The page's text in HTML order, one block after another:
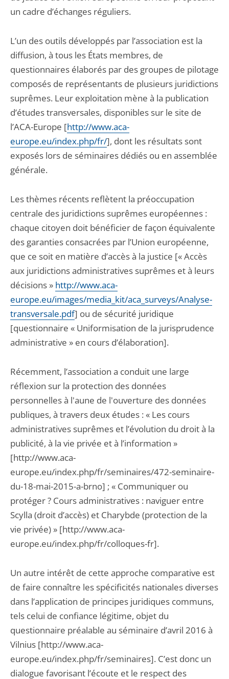
un cadre d’échanges réguliers.
L’un des outils développés par l’association est la
diffusion, à tous les États membres, de
questionnaires élaborés par des groupes de pilotage
composés de représentants de plusieurs juridictions
suprêmes. Leur exploitation mène à la publication
d’études transversales, disponibles sur le site de
l’ACA-Europe [http://www.aca-
europe.eu/index.php/fr/], dont les résultats sont
exposés lors de séminaires dédiés ou en assemblée
générale.
Les thèmes récents reflètent la préoccupation
centrale des juridictions suprêmes européennes :
chaque citoyen doit bénéficier de façon équivalente
des garanties consacrées par l’Union européenne,
que ce soit en matière d’accès à la justice [« Accès
aux juridictions administratives suprêmes et à leurs
décisions » http://www.aca-
europe.eu/images/media_kit/aca_surveys/Analyse-
transversale.pdf] ou de sécurité juridique
[questionnaire « Uniformisation de la jurisprudence
administrative » en cours d’élaboration].
Récemment, l’association a conduit une large
réflexion sur la protection des données
personnelles à l'aune de l'ouverture des données
publiques, à travers deux études : « Les cours
administratives suprêmes et l’évolution du droit à la
publicité, à la vie privée et à l’information »
[http://www.aca-
europe.eu/index.php/fr/seminaires/472-seminaire-
du-18-mai-2015-a-brno] ; « Communiquer ou
protéger ? Cours administratives : naviguer entre
Scylla (droit d’accès) et Charybde (protection de la
vie privée) » [http://www.aca-
europe.eu/index.php/fr/colloques-fr].
Un autre intérêt de cette approche comparative est
de faire connaître les spécificités nationales diverses
dans l’application de principes juridiques communs,
tels celui de confiance légitime, objet du
questionnaire préalable au séminaire d’avril 2016 à
Vilnius [http://www.aca-
europe.eu/index.php/fr/seminaires]. C’est donc un
dialogue favorisant l’écoute et le respect des